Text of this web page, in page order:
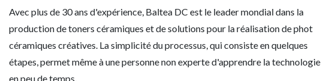
Avec plus de 30 ans d'expérience, Baltea DC est le leader mondial dans la
production de toners céramiques et de solutions pour la réalisation de phot
céramiques créatives. La simplicité du processus, qui consiste en quelques
étapes, permet même à une personne non experte d'apprendre la technologie
en peu de temps.